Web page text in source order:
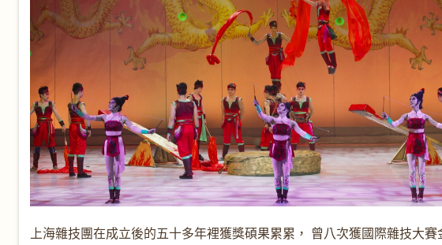
上海雜技團在成立後的五十多年裡獲獎碩果累累， 曾八次獲國際雜技大